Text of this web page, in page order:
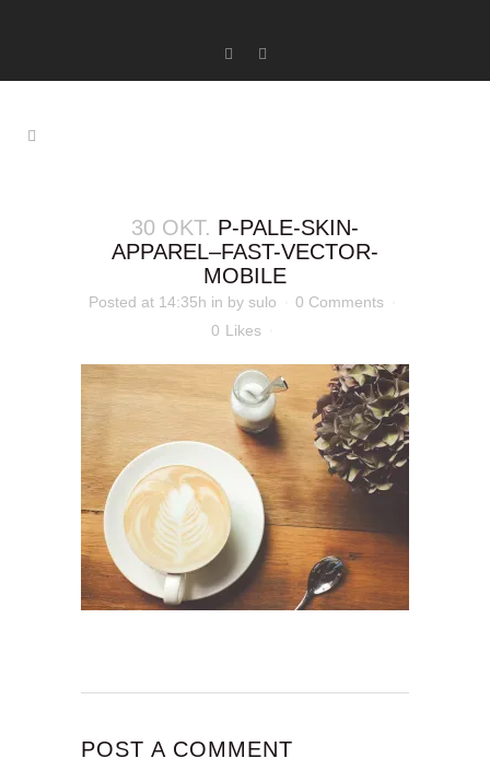
30 OKT. P-PALE-SKIN-
APPAREL–FAST-VECTOR-
MOBILE
Posted at 14:35h in by sulo
0 Comments
0 Likes
POST A COMMENT